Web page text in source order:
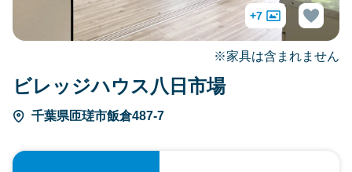
ビレッジハウス八日市場
千葉県匝瑳市飯倉487-7
+7
※家具は含まれません